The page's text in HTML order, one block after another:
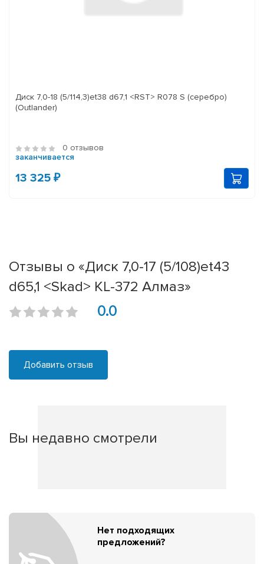
Диск 7,0-18 (5/114,3)et38 d67,1 <RST> R078 S (серебро)
(Outlander)
0 отзывов
заканчивается
13 325 ₽
Отзывы о «Диск 7,0-17 (5/108)et43
d65,1 <Skad> KL-372 Алмаз»
0.0
Добавить отзыв
Вы недавно смотрели
Нет подходящих
предложений?